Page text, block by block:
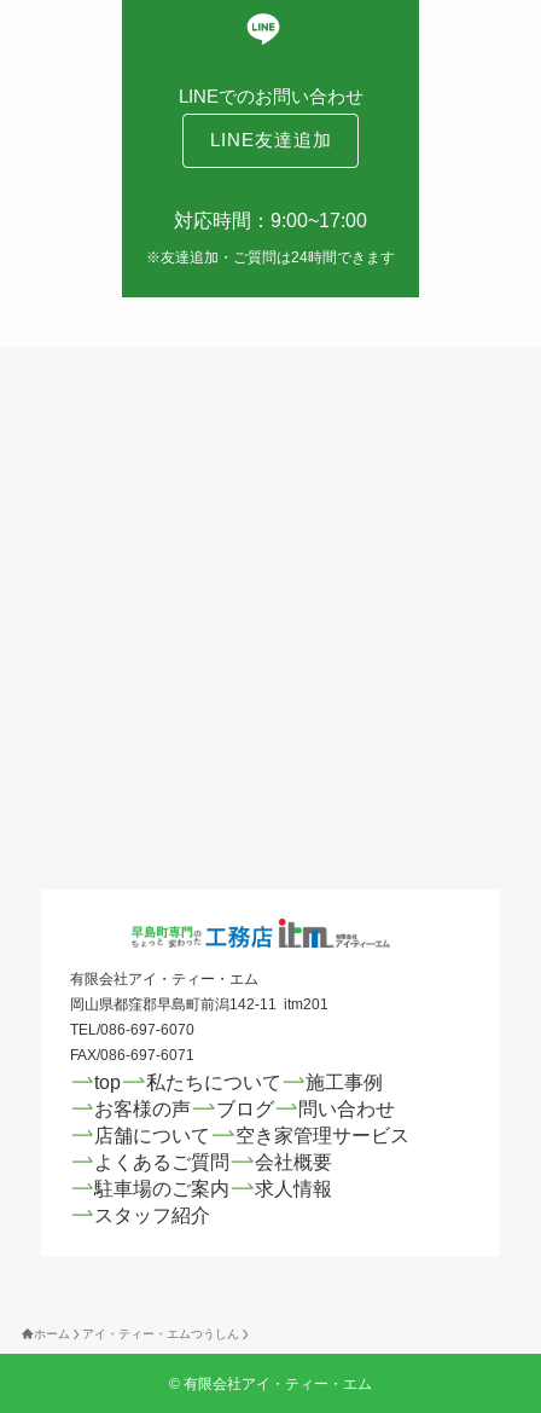
LINEでのお問い合わせ
LINE友達追加
対応時間：9:00~17:00
※友達追加・ご質問は24時間できます
有限会社アイ・ティー・エム
岡山県都窪郡早島町前潟142-11 itm201
TEL/086-697-6070
FAX/086-697-6071
top 私たちについて
施工事例
お客様の声
ブログ
問い合わせ
店舗について
空き家管理サービス
よくあるご質問
会社概要
駐車場のご案内
求人情報
スタッフ紹介
ホーム アイ・ティー・エムつうしん
© 有限会社アイ・ティー・エム